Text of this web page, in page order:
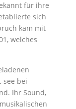
für ihre
sich
kam mit
welches
see bei
Ihr Sound,